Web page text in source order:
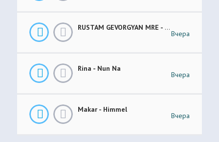
RUSTAM GEVORGYAN MRE - GAR XOROVATC
Вчера
Rina - Nun Na
Вчера
Makar - Himmel
Вчера